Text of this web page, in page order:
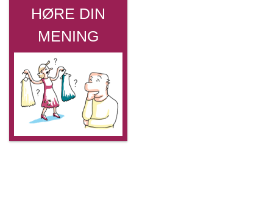
HØRE DIN
MENING